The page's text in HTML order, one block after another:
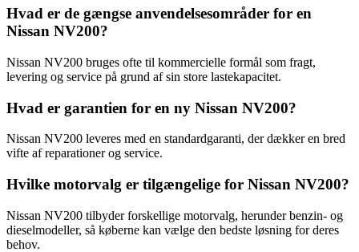
Hvad er de gængse anvendelsesområder for en
Nissan NV200?
Nissan NV200 bruges ofte til kommercielle formål som fragt,
levering og service på grund af sin store lastekapacitet.
Hvad er garantien for en ny Nissan NV200?
Nissan NV200 leveres med en standardgaranti, der dækker en bred
vifte af reparationer og service.
Hvilke motorvalg er tilgængelige for Nissan NV200?
Nissan NV200 tilbyder forskellige motorvalg, herunder benzin- og
dieselmodeller, så køberne kan vælge den bedste løsning for deres
behov.